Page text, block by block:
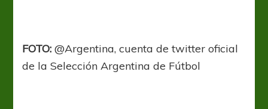
FOTO: @Argentina, cuenta de twitter oficial
de la Selección Argentina de Fútbol